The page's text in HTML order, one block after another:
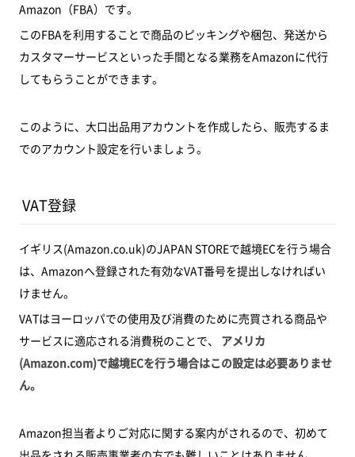
Amazon（FBA）です。
このFBAを利用することで商品のピッキングや梱包、発送から
カスタマーサービスといった手間となる業務をAmazonに代行
してもらうことができます。
このように、大口出品用アカウントを作成したら、販売するま
でのアカウント設定を行いましょう。
VAT登録
イギリス(Amazon.co.uk)のJAPAN STOREで越境ECを行う場合
は、Amazonへ登録された有効なVAT番号を提出しなければい
けません。
VATはヨーロッパでの使用及び消費のために売買される商品や
サービスに適応される消費税のことで、 アメリカ
(Amazon.com)で越境ECを行う場合はこの設定は必要ありませ
ん。
Amazon担当者よりご対応に関する案内がされるので、初めて